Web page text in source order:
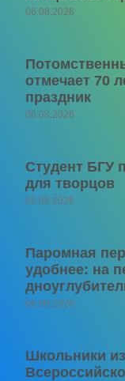
06.08.2026
отмечает 70
праздник
06.08.2026
Студент БГУ
для творцов
06.08.2026
Паромная
удобнее: на
06.08.2026
Школьники